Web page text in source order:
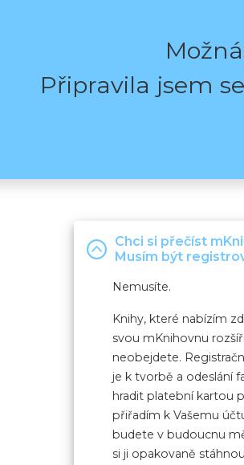
Připravila jsem
Chci si přečíst
Musím být
Nemusíte.
Knihy, které nabízím
svou mKnihovnu
neobejdete.
je k tvorbě a odeslání
hradit platební kartou
přiřadím k Vašemu
budete v budoucnu
si ji opakovaně